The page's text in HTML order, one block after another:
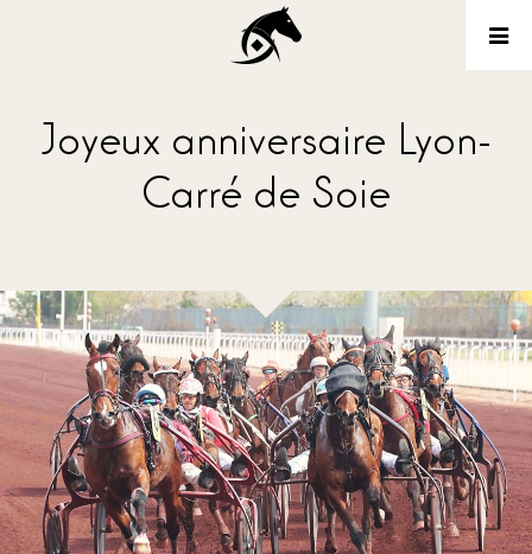
Joyeux anniversaire Lyon-
Carré de Soie